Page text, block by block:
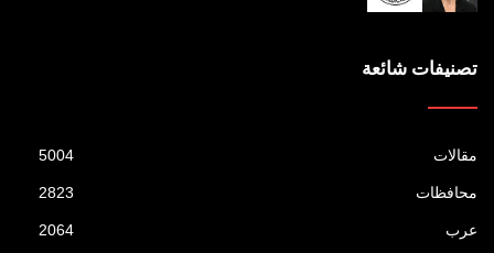
تصنيفات شائعة
مقالات 5004
محافظات 2823
عرب 2064